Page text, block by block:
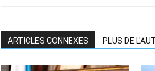
ARTICLES CONNEXES PLUS DE